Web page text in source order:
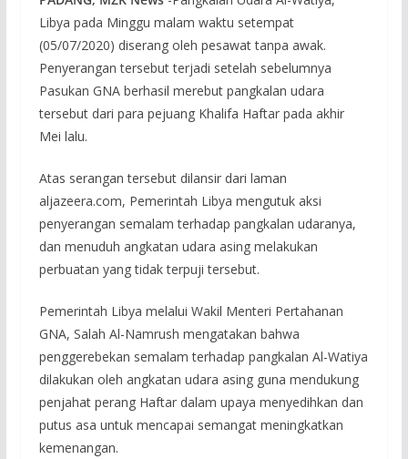
Libya pada Minggu malam waktu setempat
(05/07/2020) diserang oleh pesawat tanpa awak.
Penyerangan tersebut terjadi setelah sebelumnya
Pasukan GNA berhasil merebut pangkalan udara
tersebut dari para pejuang Khalifa Haftar pada akhir
Mei lalu.
Atas serangan tersebut dilansir dari laman
aljazeera.com, Pemerintah Libya mengutuk aksi
penyerangan semalam terhadap pangkalan udaranya,
dan menuduh angkatan udara asing melakukan
perbuatan yang tidak terpuji tersebut.
Pemerintah Libya melalui Wakil Menteri Pertahanan
GNA, Salah Al-Namrush mengatakan bahwa
penggerebekan semalam terhadap pangkalan Al-Watiya
dilakukan oleh angkatan udara asing guna mendukung
penjahat perang Haftar dalam upaya menyedihkan dan
putus asa untuk mencapai semangat meningkatkan
kemenangan.